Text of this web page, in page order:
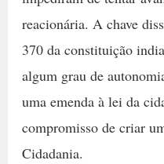
reacionária. A chave
370 da constituição
algum grau de
uma emenda à lei da
compromisso de criar
Cidadania.